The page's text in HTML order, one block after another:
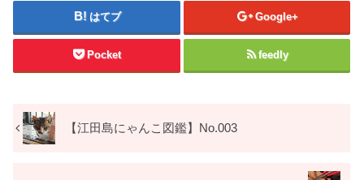
はてブ Google+
Pocket feedly
【江田島にゃんこ図鑑】No.003